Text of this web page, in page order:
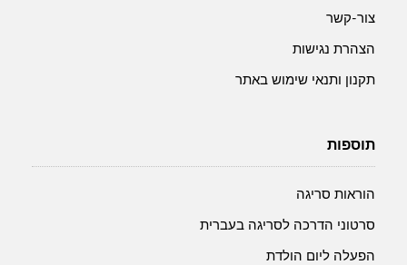
צור-קשר
הצהרת נגישות
תקנון ותנאי שימוש באתר
תוספות
הוראות סריגה
סרטוני הדרכה לסריגה בעברית
הפעלה ליום הולדת